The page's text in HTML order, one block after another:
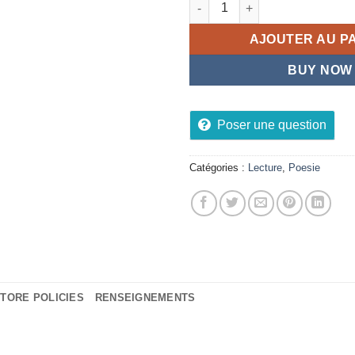
AJOUTER AU
BUY NOW
Poser une question
Catégories : Lecture, Poesie
POLICIES RENSEIGNEMENTS